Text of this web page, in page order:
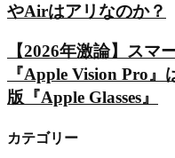
やAirはアリなのか？
【2026年激論】スマ
『Apple Vision Pro
版『Apple Glasses』
カテゴリー